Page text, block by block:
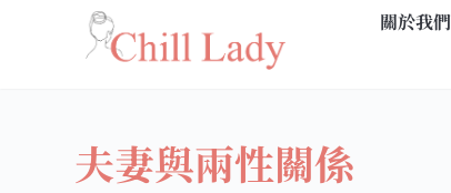
關於我們
夫妻與兩性關係